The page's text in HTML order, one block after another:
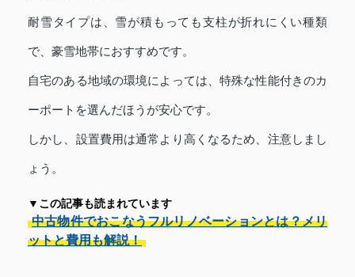
耐雪タイプは、雪が積もっても支柱が折れにくい種類
で、豪雪地帯におすすめです。
自宅のある地域の環境によっては、特殊な性能付きのカ
ーポートを選んだほうが安心です。
しかし、設置費用は通常より高くなるため、注意しまし
ょう。
▼この記事も読まれています
中古物件でおこなうフルリノベーションとは？メリ
ットと費用も解説！